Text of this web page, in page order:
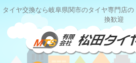
タイヤ交換なら岐阜県関市のタイヤ専門店
換歓迎